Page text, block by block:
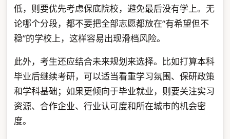
低，则要优先考虑保底院校，避免最后没有学上。无
论哪个分段，都不要把全部志愿都放在“有希望但不
稳”的学校上，这样容易出现滑档风险。
此外，考生还应结合未来规划来选择。比如打算本科
毕业后继续考研，可以适当看重学习氛围、保研政策
和学科基础；如果更倾向于毕业就业，则要关注实习
资源、合作企业、行业认可度和所在城市的机会密
度。